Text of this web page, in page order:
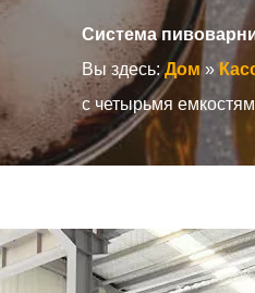
Система
Вы здесь: Дом »
с четырьмя